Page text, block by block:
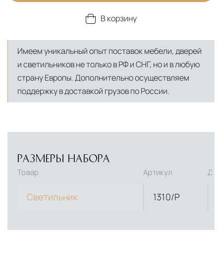
В корзину
Имеем уникальный опыт поставок мебели, дверей
и светильников не только в РФ и СНГ, но и в любую
страну Европы. Дополнительно осуществляем
поддержку в доставкой грузов по России.
РАЗМЕРЫ НАБОРА
Товар Артикул
Светильник 1310/P